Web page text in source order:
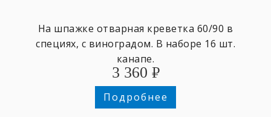
На шпажке отварная креветка 60/90 в
специях, с виноградом. В наборе 16 шт.
канапе.
3 360 ₽
Подробнее